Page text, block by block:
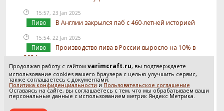
Продолжая работу с сайтом varimcraft.ru, вы подтверждаете
использование cookies вашего браузера с целью улучшить сервис,
также соглашаетесь с документами:
Политика конфиденциальности и Пользовательское соглашение
Оставаясь на сайте, вы соглашаетесь с тем, что мы обрабатываем ваши
персональные данные с использованием метрик Яндекс Метрика.
15:57, 23 Jan 2025
Пиво В Англии закрылся паб с 460-летней историей
15:54, 22 Jan 2025
Пиво
Производство пива в России выросло на 10% в
2024 году
15:52, 21 Jan 2025
Пиво
В России предложили отслеживать
использование солода в производстве пива